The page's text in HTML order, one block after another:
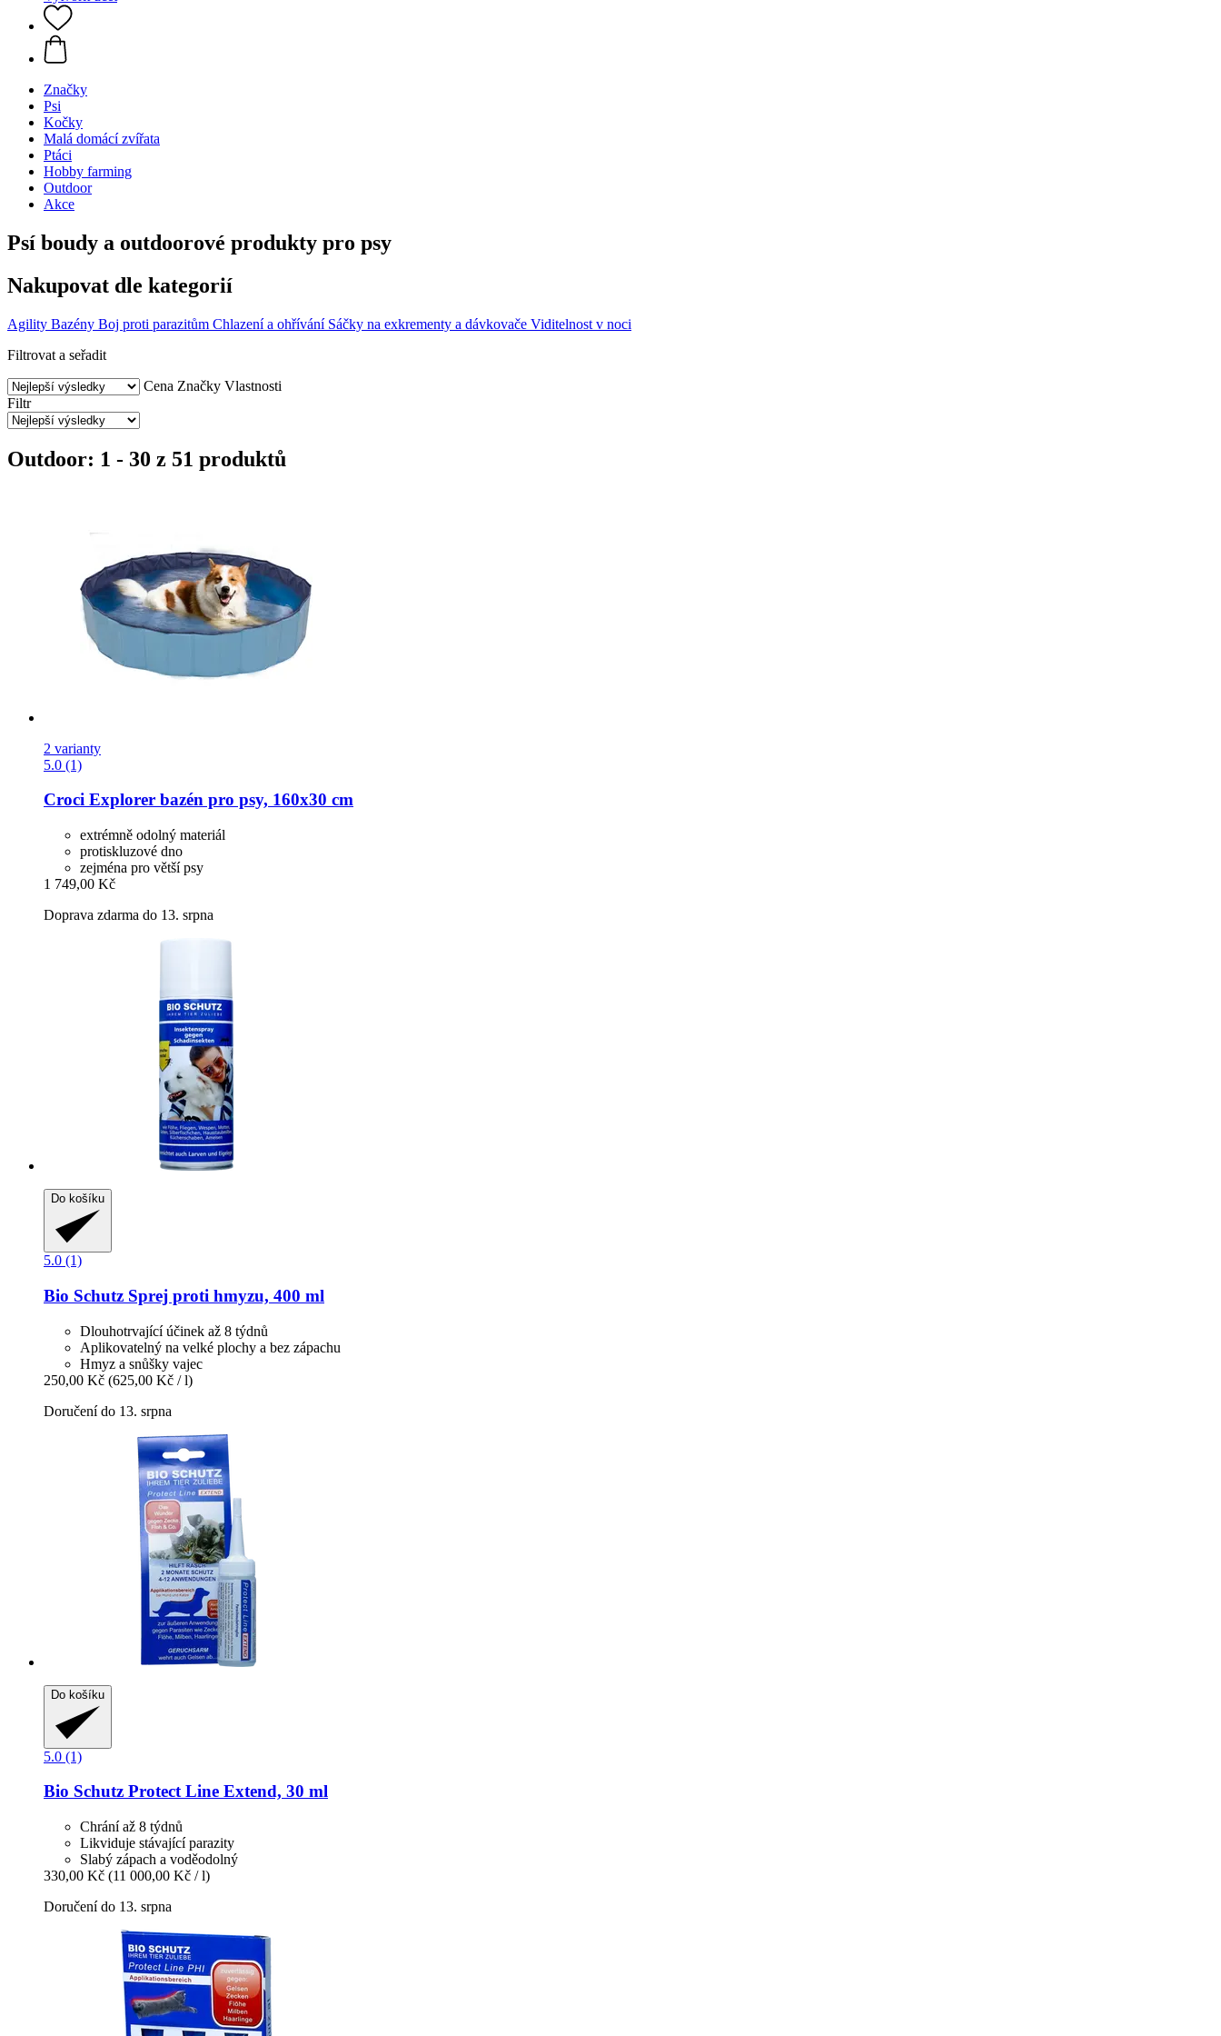
Značky
Psi
Kočky
Malá domácí zvířata
Ptáci
Hobby farming
Outdoor
Akce
Psí boudy a outdoorové produkty pro psy
Nakupovat dle kategorií
Agility Bazény Boj proti parazitům Chlazení a ohřívání Sáčky na exkrementy a dávkovače Viditelnost v noci
Filtrovat a seřadit
Cena Značky Vlastnosti
Filtr
Outdoor: 1 - 30 z 51 produktů
2 varianty
5.0 (1)
Croci Explorer bazén pro psy, 160x30 cm
extrémně odolný materiál
protiskluzové dno
zejména pro větší psy
1 749,00 Kč
Doprava zdarma do 13. srpna
Do košíku
5.0 (1)
Bio Schutz Sprej proti hmyzu, 400 ml
Dlouhotrvající účinek až 8 týdnů
Aplikovatelný na velké plochy a bez zápachu
Hmyz a snůšky vajec
250,00 Kč (625,00 Kč / l)
Doručení do 13. srpna
Do košíku
5.0 (1)
Bio Schutz Protect Line Extend, 30 ml
Chrání až 8 týdnů
Likviduje stávající parazity
Slabý zápach a voděodolný
330,00 Kč (11 000,00 Kč / l)
Doručení do 13. srpna